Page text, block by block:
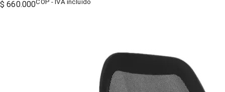
$ 660.000COP - IVA incluido